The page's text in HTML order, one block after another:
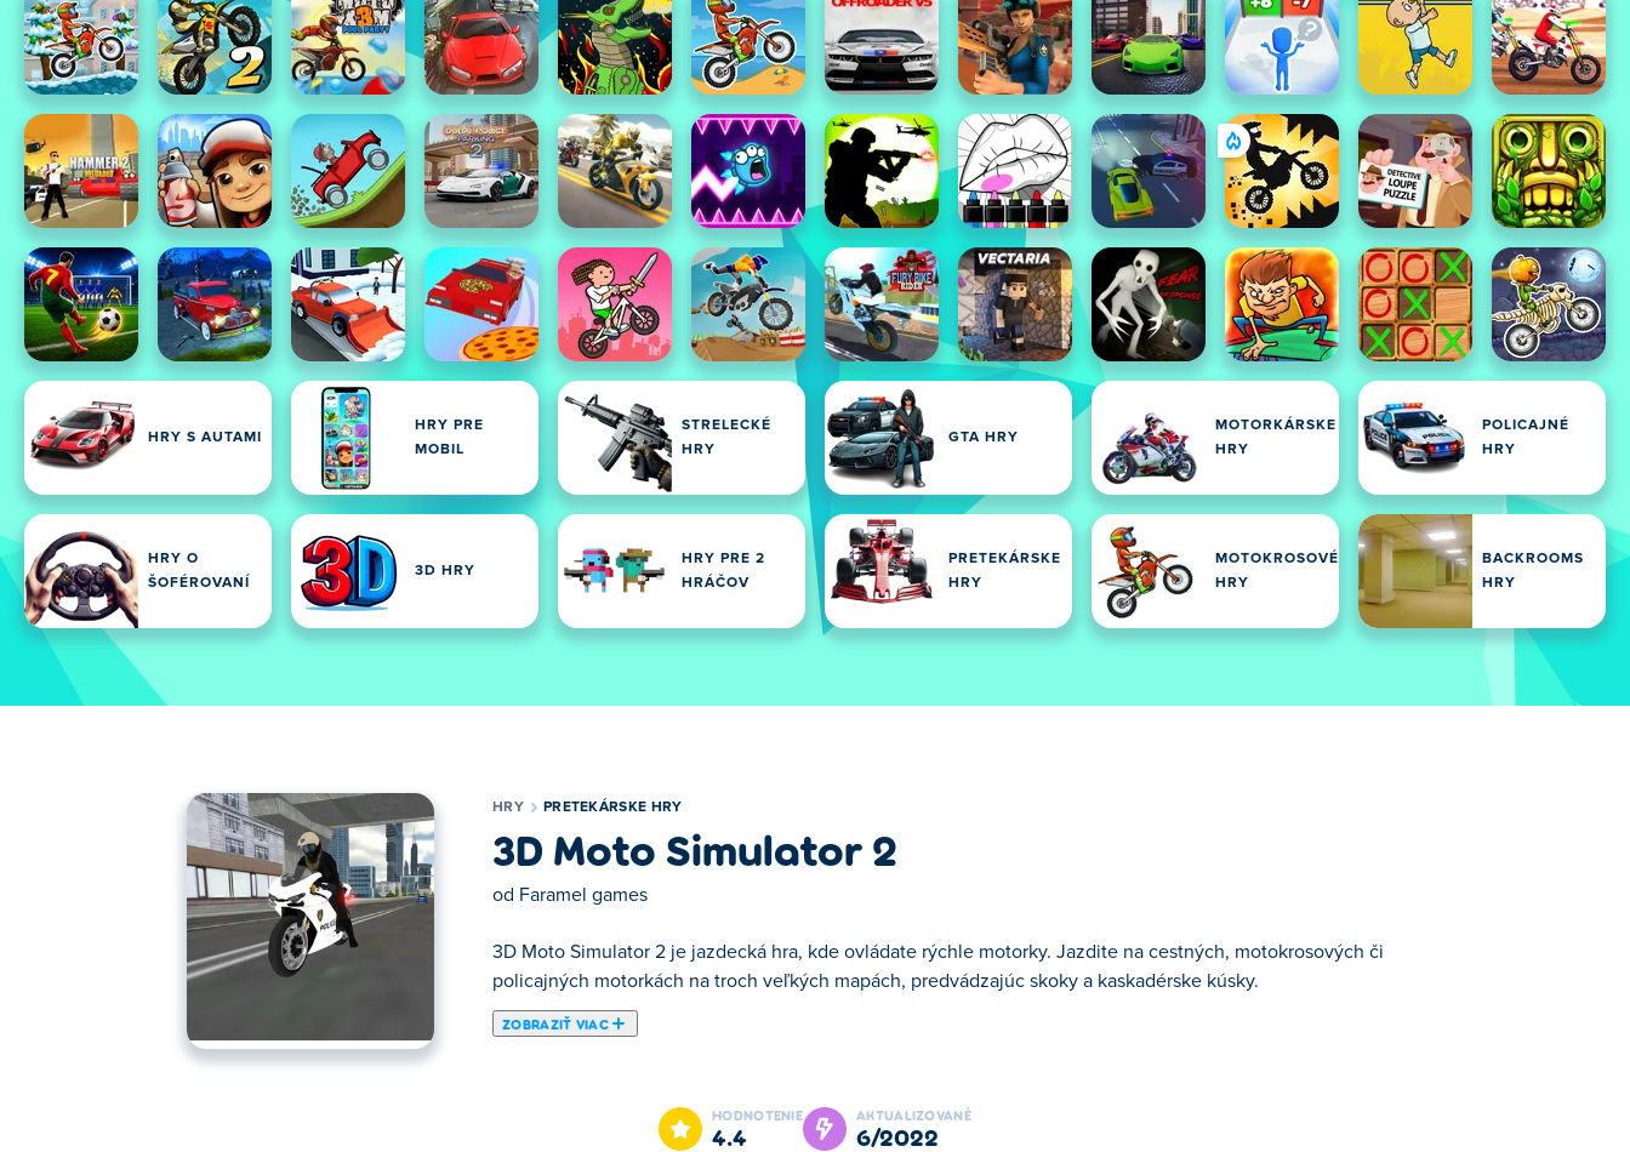
HRY S AUTAMI
HRY PRE
MOBIL
STRELECKÉ
HRY
GTA HRY
MOTORKÁRSKE
HRY
POLICAJNÉ
HRY
HRY O
ŠOFÉROVANÍ
3D HRY
HRY PRE 2
HRÁČOV
PRETEKÁRSKE
HRY
MOTOKROSOVÉ
HRY
BACKROOMS
HRY
HRY PRETEKÁRSKE HRY
3D Moto Simulator 2
od Faramel games
3D Moto Simulator 2 je jazdecká hra, kde ovládate rýchle motorky. Jazdite na cestných, motokrosových či
policajných motorkách na troch veľkých mapách, predvádzajúc skoky a kaskadérske kúsky.
ZOBRAZIŤ VIAC
Jazdite na zadnom kolese po meste v hre 3D Moto Simulator 2. Táto pretekárska hra umožňuje jazdiť na motorkách a policajných motocykloch v
HODNOTENIE
4.4
AKTUALIZOVANÉ
6/2022